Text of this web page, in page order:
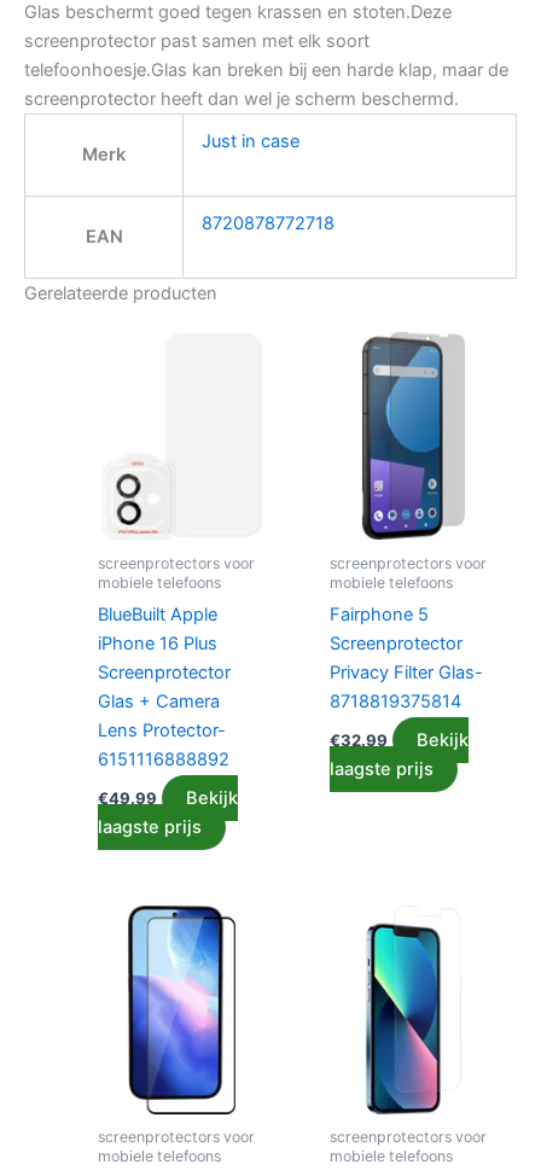
Glas beschermt goed tegen krassen en stoten.Deze
screenprotector past samen met elk soort
telefoonhoesje.Glas kan breken bij een harde klap, maar de
screenprotector heeft dan wel je scherm beschermd.
Merk
Just in case
EAN
8720878772718
Gerelateerde producten
screenprotectors voor
mobiele telefoons
BlueBuilt Apple
iPhone 16 Plus
Screenprotector
Glas + Camera
Lens Protector-
6151116888892
€49.99
Bekijk
laagste prijs
screenprotectors voor
mobiele telefoons
Fairphone 5
Screenprotector
Privacy Filter Glas-
8718819375814
€32.99
Bekijk
laagste prijs
screenprotectors voor
mobiele telefoons
screenprotectors voor
mobiele telefoons